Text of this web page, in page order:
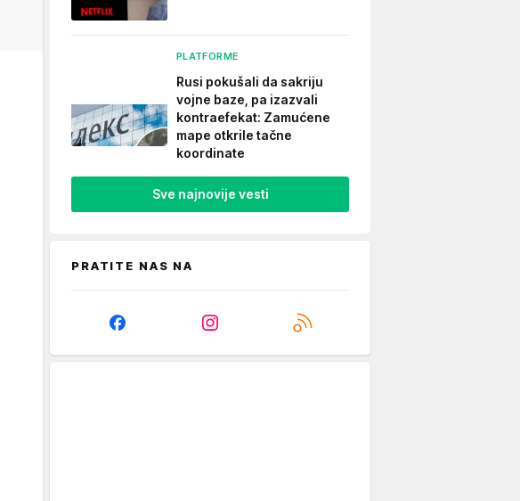
PLATFORME
Rusi pokušali da sakriju
vojne baze, pa izazvali
kontraefekat: Zamućene
mape otkrile tačne
koordinate
Sve najnovije vesti
PRATITE NAS NA